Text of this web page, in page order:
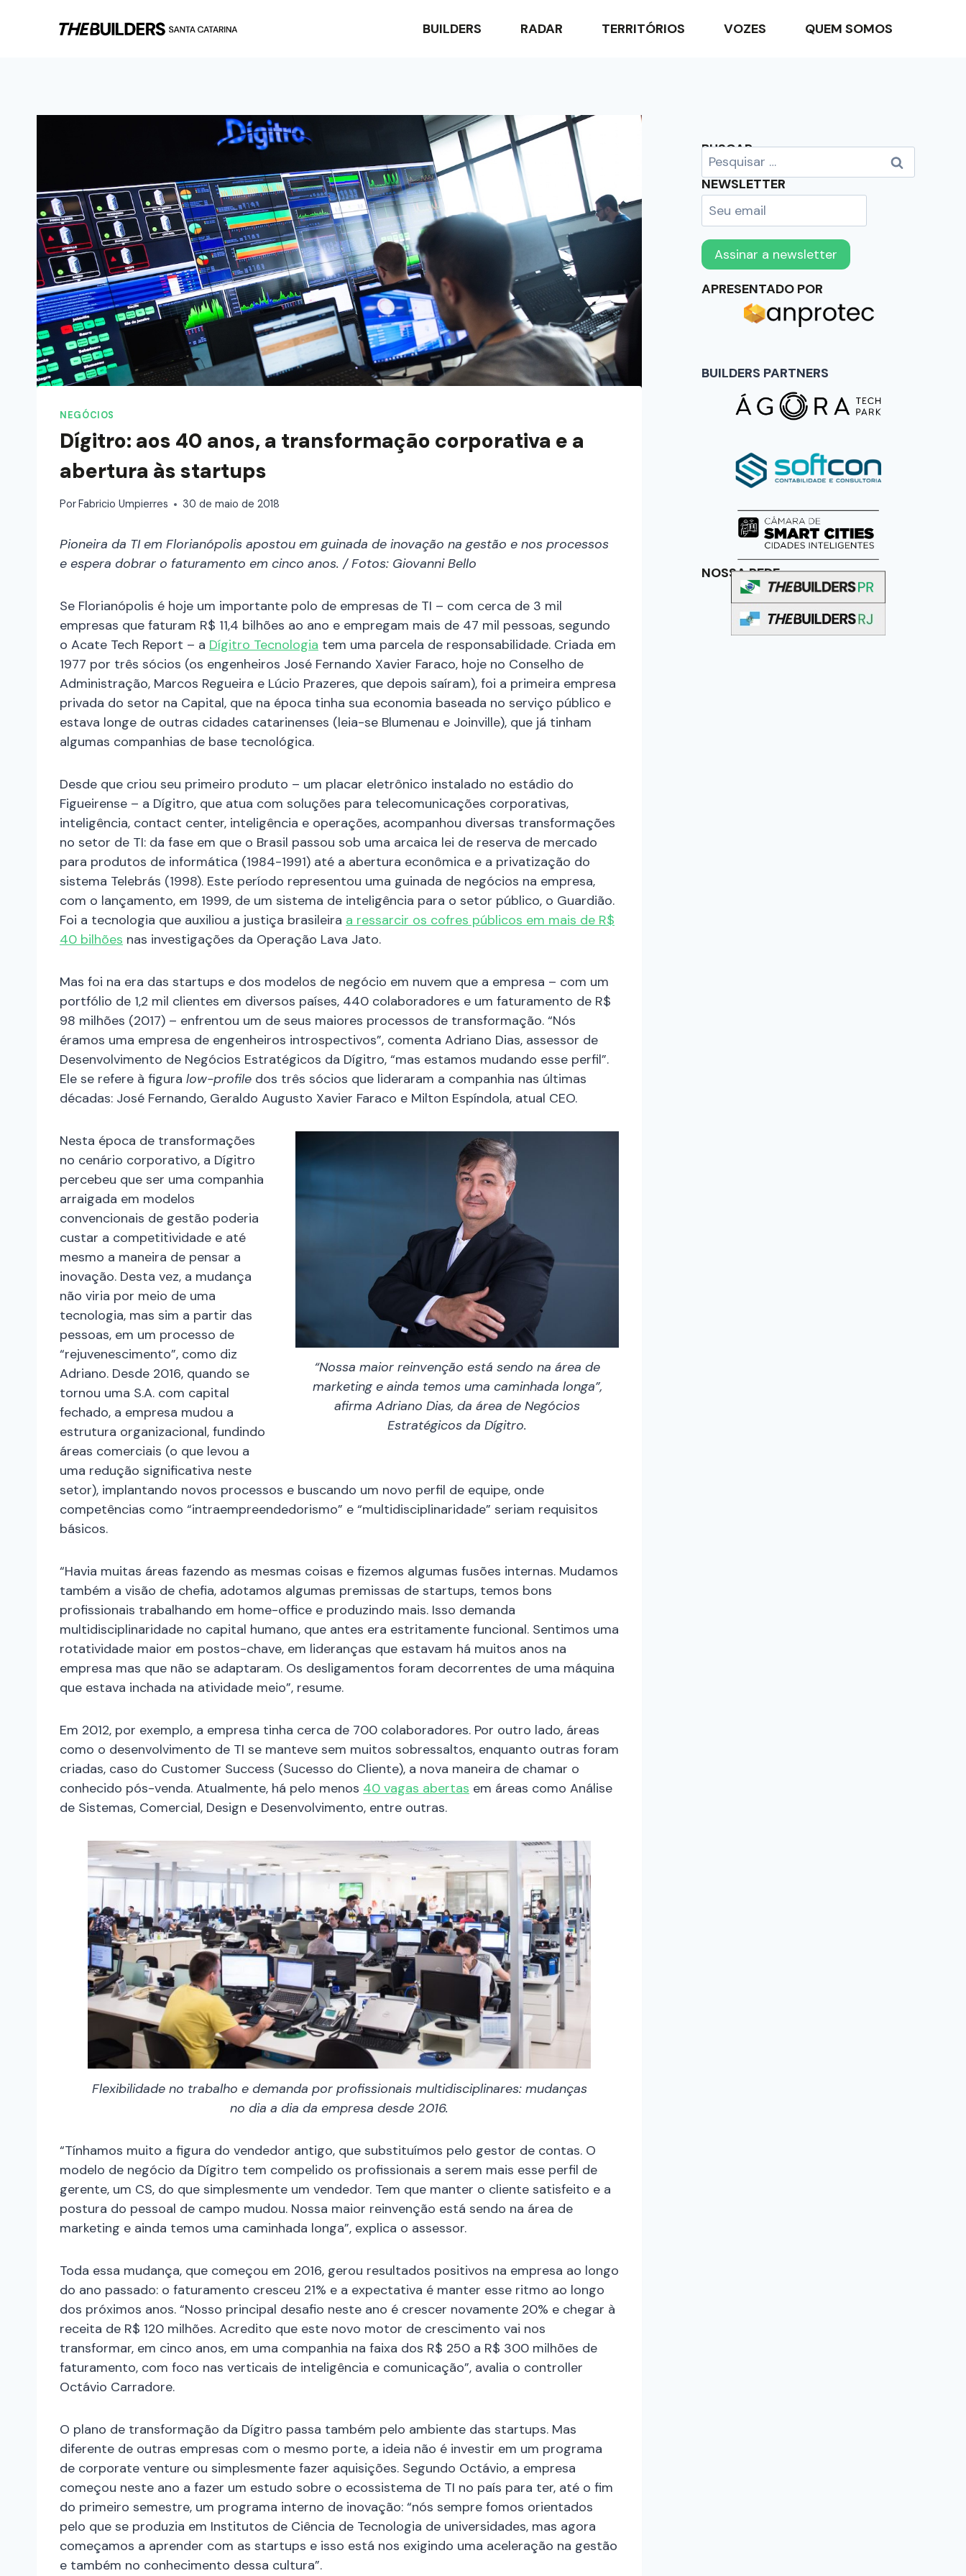
BUILDERS RADAR TERRITÓRIOS VOZES QUEM SOMOS
NEGÓCIOS
Dígitro: aos 40 anos, a transformação corporativa e a
abertura às startups
PorFabricio Umpierres 30 de maio de 2018
Pioneira da TI em Florianópolis apostou em guinada de inovação na gestão e nos processos
e espera dobrar o faturamento em cinco anos. / Fotos: Giovanni Bello
Se Florianópolis é hoje um importante polo de empresas de TI – com cerca de 3 mil
empresas que faturam R$ 11,4 bilhões ao ano e empregam mais de 47 mil pessoas, segundo
o Acate Tech Report – a Dígitro Tecnologia tem uma parcela de responsabilidade. Criada em
1977 por três sócios (os engenheiros José Fernando Xavier Faraco, hoje no Conselho de
Administração, Marcos Regueira e Lúcio Prazeres, que depois saíram), foi a primeira empresa
privada do setor na Capital, que na época tinha sua economia baseada no serviço público e
estava longe de outras cidades catarinenses (leia-se Blumenau e Joinville), que já tinham
algumas companhias de base tecnológica.
Desde que criou seu primeiro produto – um placar eletrônico instalado no estádio do
Figueirense – a Dígitro, que atua com soluções para telecomunicações corporativas,
inteligência, contact center, inteligência e operações, acompanhou diversas transformações
no setor de TI: da fase em que o Brasil passou sob uma arcaica lei de reserva de mercado
para produtos de informática (1984-1991) até a abertura econômica e a privatização do
sistema Telebrás (1998). Este período representou uma guinada de negócios na empresa,
com o lançamento, em 1999, de um sistema de inteligência para o setor público, o Guardião.
Foi a tecnologia que auxiliou a justiça brasileira a ressarcir os cofres públicos em mais de R$
40 bilhões nas investigações da Operação Lava Jato.
Mas foi na era das startups e dos modelos de negócio em nuvem que a empresa – com um
portfólio de 1,2 mil clientes em diversos países, 440 colaboradores e um faturamento de R$
98 milhões (2017) – enfrentou um de seus maiores processos de transformação. “Nós
éramos uma empresa de engenheiros introspectivos”, comenta Adriano Dias, assessor de
Desenvolvimento de Negócios Estratégicos da Dígitro, “mas estamos mudando esse perfil”.
Ele se refere à figura low-profile dos três sócios que lideraram a companhia nas últimas
décadas: José Fernando, Geraldo Augusto Xavier Faraco e Milton Espíndola, atual CEO.
“Nossa maior reinvenção está sendo na área de
marketing e ainda temos uma caminhada longa”,
afirma Adriano Dias, da área de Negócios
Estratégicos da Dígitro.
Nesta época de transformações
no cenário corporativo, a Dígitro
percebeu que ser uma companhia
arraigada em modelos
convencionais de gestão poderia
custar a competitividade e até
mesmo a maneira de pensar a
inovação. Desta vez, a mudança
não viria por meio de uma
tecnologia, mas sim a partir das
pessoas, em um processo de
“rejuvenescimento”, como diz
Adriano. Desde 2016, quando se
tornou uma S.A. com capital
fechado, a empresa mudou a
estrutura organizacional, fundindo
áreas comerciais (o que levou a
uma redução significativa neste
setor), implantando novos processos e buscando um novo perfil de equipe, onde
competências como “intraempreendedorismo” e “multidisciplinaridade” seriam requisitos
básicos.
“Havia muitas áreas fazendo as mesmas coisas e fizemos algumas fusões internas. Mudamos
também a visão de chefia, adotamos algumas premissas de startups, temos bons
profissionais trabalhando em home-office e produzindo mais. Isso demanda
multidisciplinaridade no capital humano, que antes era estritamente funcional. Sentimos uma
rotatividade maior em postos-chave, em lideranças que estavam há muitos anos na
empresa mas que não se adaptaram. Os desligamentos foram decorrentes de uma máquina
que estava inchada na atividade meio”, resume.
Em 2012, por exemplo, a empresa tinha cerca de 700 colaboradores. Por outro lado, áreas
como o desenvolvimento de TI se manteve sem muitos sobressaltos, enquanto outras foram
criadas, caso do Customer Success (Sucesso do Cliente), a nova maneira de chamar o
conhecido pós-venda. Atualmente, há pelo menos 40 vagas abertas em áreas como Análise
de Sistemas, Comercial, Design e Desenvolvimento, entre outras.
Flexibilidade no trabalho e demanda por profissionais multidisciplinares: mudanças
no dia a dia da empresa desde 2016.
“Tínhamos muito a figura do vendedor antigo, que substituímos pelo gestor de contas. O
modelo de negócio da Dígitro tem compelido os profissionais a serem mais esse perfil de
gerente, um CS, do que simplesmente um vendedor. Tem que manter o cliente satisfeito e a
postura do pessoal de campo mudou. Nossa maior reinvenção está sendo na área de
marketing e ainda temos uma caminhada longa”, explica o assessor.
Toda essa mudança, que começou em 2016, gerou resultados positivos na empresa ao longo
do ano passado: o faturamento cresceu 21% e a expectativa é manter esse ritmo ao longo
dos próximos anos. “Nosso principal desafio neste ano é crescer novamente 20% e chegar à
receita de R$ 120 milhões. Acredito que este novo motor de crescimento vai nos
transformar, em cinco anos, em uma companhia na faixa dos R$ 250 a R$ 300 milhões de
faturamento, com foco nas verticais de inteligência e comunicação”, avalia o controller
Octávio Carradore.
O plano de transformação da Dígitro passa também pelo ambiente das startups. Mas
diferente de outras empresas com o mesmo porte, a ideia não é investir em um programa
de corporate venture ou simplesmente fazer aquisições. Segundo Octávio, a empresa
começou neste ano a fazer um estudo sobre o ecossistema de TI no país para ter, até o fim
do primeiro semestre, um programa interno de inovação: “nós sempre fomos orientados
pelo que se produzia em Institutos de Ciência de Tecnologia de universidades, mas agora
começamos a aprender com as startups e isso está nos exigindo uma aceleração na gestão
e também no conhecimento dessa cultura”.
BUSCAR
NEWSLETTER
APRESENTADO POR
BUILDERS PARTNERS
NOSSA REDE